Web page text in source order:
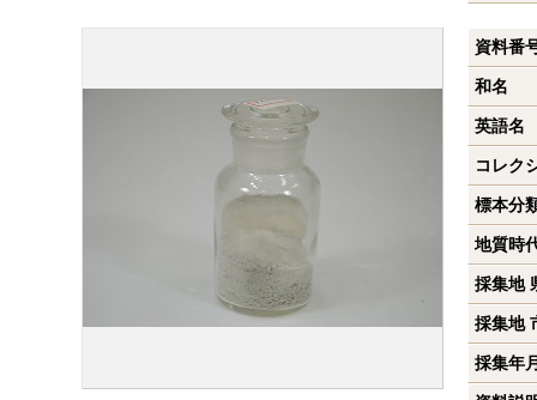
資料番
和名
英語名
コレク
標本分
地質時
採集地
採集地
採集年